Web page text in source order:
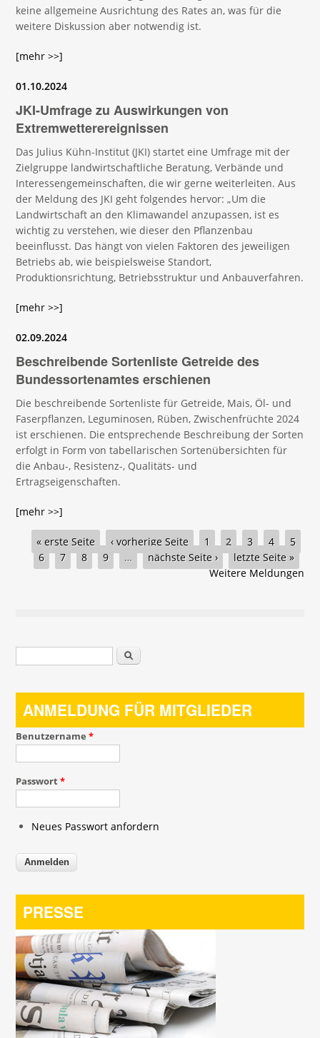
keine allgemeine Ausrichtung des Rates an, was für die
weitere Diskussion aber notwendig ist.
[mehr >>]
01.10.2024
JKI-Umfrage zu Auswirkungen von
Extremwetterereignissen
Das Julius Kühn-Institut (JKI) startet eine Umfrage mit der
Zielgruppe landwirtschaftliche Beratung, Verbände und
Interessengemeinschaften, die wir gerne weiterleiten. Aus
der Meldung des JKI geht folgendes hervor: „Um die
Landwirtschaft an den Klimawandel anzupassen, ist es
wichtig zu verstehen, wie dieser den Pflanzenbau
beeinflusst. Das hängt von vielen Faktoren des jeweiligen
Betriebs ab, wie beispielsweise Standort,
Produktionsrichtung, Betriebsstruktur und Anbauverfahren.
[mehr >>]
02.09.2024
Beschreibende Sortenliste Getreide des
Bundessortenamtes erschienen
Die beschreibende Sortenliste für Getreide, Mais, Öl- und
Faserpflanzen, Leguminosen, Rüben, Zwischenfrüchte 2024
ist erschienen. Die entsprechende Beschreibung der Sorten
erfolgt in Form von tabellarischen Sortenübersichten für
die Anbau-, Resistenz-, Qualitäts- und
Ertragseigenschaften.
[mehr >>]
Seiten
« erste Seite ‹ vorherige Seite 1 2 3 4
5
6
7 8 9 … nächste Seite ›
letzte Seite »
Weitere Meldungen
Suchformular Suche
ANMELDUNG FÜR MITGLIEDER
Benutzername*
Passwort*
Neues Passwort anfordern
PRESSE